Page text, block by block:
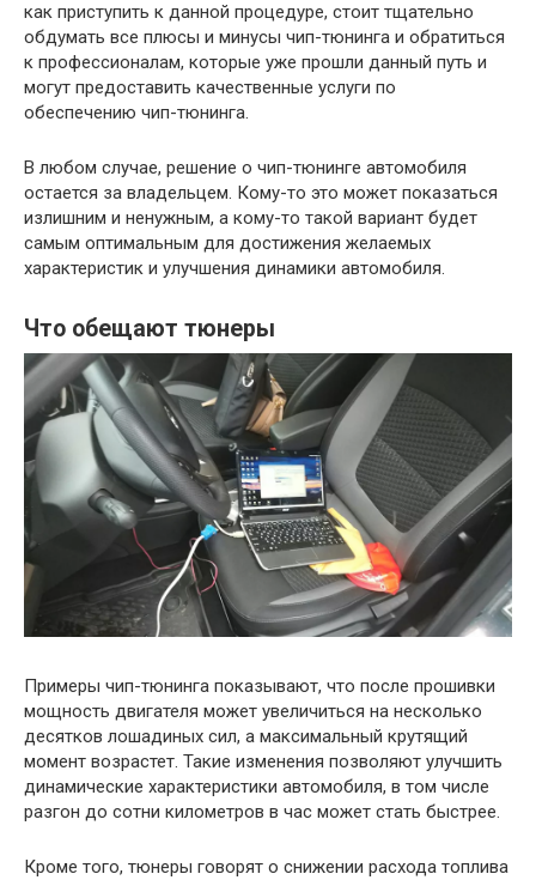
как приступить к данной процедуре, стоит тщательно
обдумать все плюсы и минусы чип-тюнинга и обратиться
к профессионалам, которые уже прошли данный путь и
могут предоставить качественные услуги по
обеспечению чип-тюнинга.
В любом случае, решение о чип-тюнинге автомобиля
остается за владельцем. Кому-то это может показаться
излишним и ненужным, а кому-то такой вариант будет
самым оптимальным для достижения желаемых
характеристик и улучшения динамики автомобиля.
Что обещают тюнеры
Примеры чип-тюнинга показывают, что после прошивки
мощность двигателя может увеличиться на несколько
десятков лошадиных сил, а максимальный крутящий
момент возрастет. Такие изменения позволяют улучшить
динамические характеристики автомобиля, в том числе
разгон до сотни километров в час может стать быстрее.
Кроме того, тюнеры говорят о снижении расхода топлива